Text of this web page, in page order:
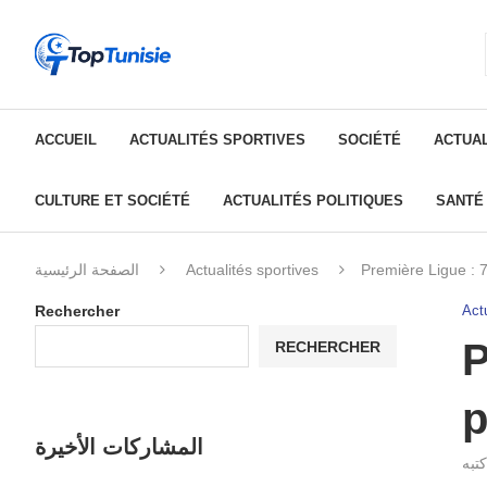
ACCUEIL ACTUALITÉS SPORTIVES SOCIÉTÉ
CULTURE ET SOCIÉTÉ ACTUALITÉS POLITIQUES SANTÉ
الصفحة الرئيسية Actualités sportives Première Ligue :
Rechercher
RECHERCHER
المشاركات الأخيرة